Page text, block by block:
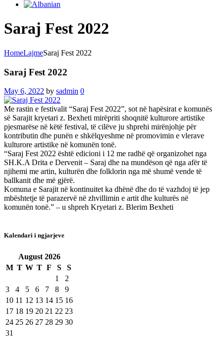
Saraj Fest 2022
HomeLajmeSaraj Fest 2022
Saraj Fest 2022
May 6, 2022 by sadmin 0
Me rastin e festivalit “Saraj Fest 2022”, sot në hapësirat e komunës
së Sarajit kryetari z. Bexheti mirëpriti shoqnitë kulturore artistike
pjesmarëse në këtë festival, të cilëve ju shprehi mirënjohje për
kontributin dhe punën e shkëlqyeshme në promovimin e vlerave
kulturore artistike në komunën tonë.
“Saraj Fest 2022 është edicioni i 12 me radhë që organizohet nga
SH.K.A Drita e Dervenit – Saraj dhe na mundëson që nga afër të
njihemi me artin, kulturën dhe folklorin nga më shumë vende të
ballkanit dhe më gjërë.
Komuna e Sarajit në kontinuitet ka dhënë dhe do të vazhdoj të jep
mbështetje të parazervë në zhvillimin e artit dhe kulturës në
komunën tonë.” – u shpreh Kryetari z. Blerim Bexheti
Kalendari i ngjarjeve
August 2026
M T W T F S
S
1
2
3
4 5 6 7 8
9
10 11 12 13 14 15 16
17 18 19 20 21 22 23
24 25 26 27 28 29 30
31